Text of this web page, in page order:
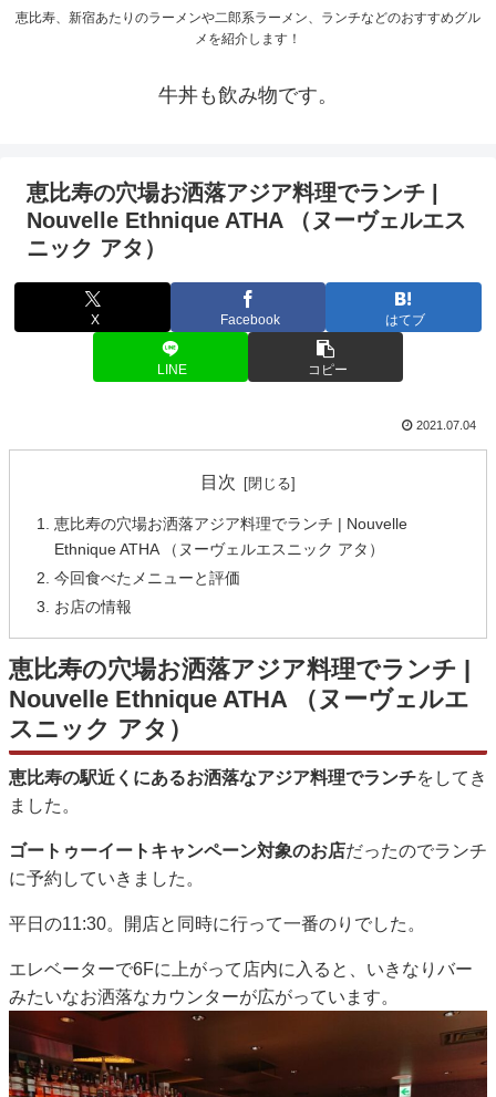
恵比寿、新宿あたりのラーメンや二郎系ラーメン、ランチなどのおすすめグル
メを紹介します！
牛丼も飲み物です。
恵比寿の穴場お洒落アジア料理でランチ |
Nouvelle Ethnique ATHA （ヌーヴェルエス
ニック アタ）
X Facebook はてブ
LINE コピー
2021.07.04
目次
恵比寿の穴場お洒落アジア料理でランチ | Nouvelle
Ethnique ATHA （ヌーヴェルエスニック アタ）
今回食べたメニューと評価
お店の情報
恵比寿の穴場お洒落アジア料理でランチ |
Nouvelle Ethnique ATHA （ヌーヴェルエ
スニック アタ）
恵比寿の駅近くにあるお洒落なアジア料理でランチをしてき
ました。
ゴートゥーイートキャンペーン対象のお店だったのでランチ
に予約していきました。
平日の11:30。開店と同時に行って一番のりでした。
エレベーターで6Fに上がって店内に入ると、いきなりバー
みたいなお洒落なカウンターが広がっています。